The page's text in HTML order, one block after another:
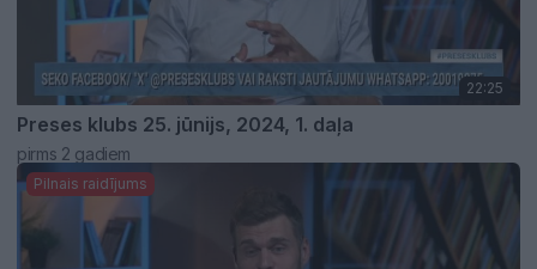
22:25
Preses klubs 25. jūnijs, 2024, 1. daļa
pirms 2 gadiem
Pilnais raidījums